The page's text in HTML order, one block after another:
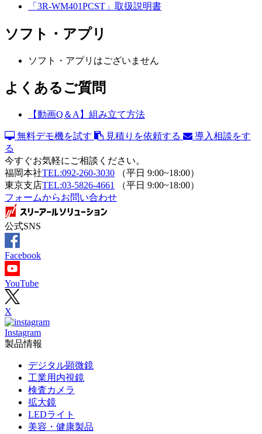
「3R-WM401PCST」取扱説明書
ソフト・アプリ
ソフト・アプリはございません
よくあるご質問
【動画Q＆A】組み立て方法
無料デモ機を試す 見積りを依頼する
導入相談をす
る
今すぐお気軽にご相談ください。
福岡本社TEL:092-260-3030 （平日 9:00~18:00）
東京支店TEL:03-5826-4661
（平日 9:00~18:00）
フォームからお問い合わせ
公式SNS
Facebook
YouTube
X
Instagram
製品情報
デジタル顕微鏡
工業用内視鏡
検査カメラ
拡大鏡
LEDライト
美容・健康製品